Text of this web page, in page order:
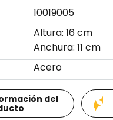
10019005
Altura: 16 cm
Anchura: 11 cm
Acero
del